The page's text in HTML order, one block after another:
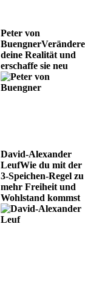
Peter von
BuengnerVerändere
deine Realität und
erschaffe sie neu
David-Alexander
LeufWie du mit der
3-Speichen-Regel zu
mehr Freiheit und
Wohlstand kommst